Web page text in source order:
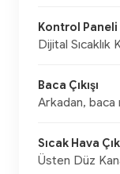
Kontrol Paneli
Dijital Sıcaklık
Baca Çıkışı
Arkadan, baca
Sıcak Hava
Üsten Düz